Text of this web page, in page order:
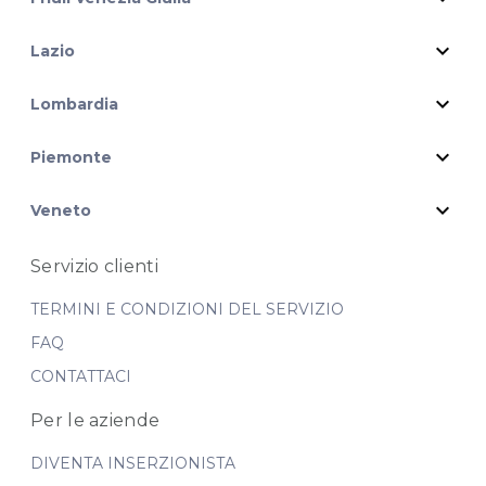
Lazio expand_more
Lombardia expand_more
Piemonte expand_more
Veneto expand_more
Servizio clienti
TERMINI E CONDIZIONI DEL SERVIZIO
FAQ
CONTATTACI
Per le aziende
DIVENTA INSERZIONISTA